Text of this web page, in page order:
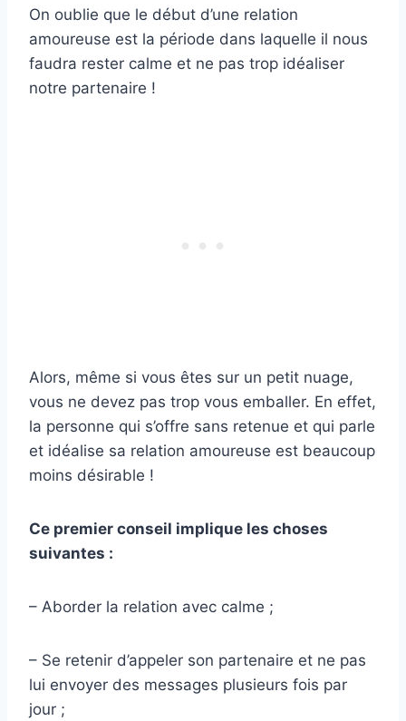
On oublie que le début d’une relation
amoureuse est la période dans laquelle il nous
faudra rester calme et ne pas trop idéaliser
notre partenaire !
Alors, même si vous êtes sur un petit nuage,
vous ne devez pas trop vous emballer. En effet,
la personne qui s’offre sans retenue et qui parle
et idéalise sa relation amoureuse est beaucoup
moins désirable !
Ce premier conseil implique les choses
suivantes :
– Aborder la relation avec calme ;
– Se retenir d’appeler son partenaire et ne pas
lui envoyer des messages plusieurs fois par
jour ;